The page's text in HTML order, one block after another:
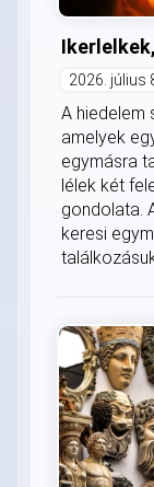
2026. július
A hiedelem
amelyek
egymásra
lélek két
gondolata.
keresi